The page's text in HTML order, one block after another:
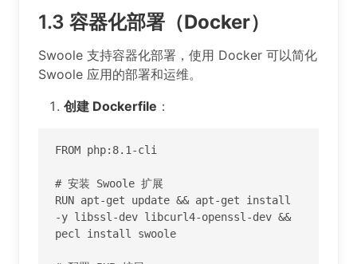
1.3 容器化部署（Docker）
Swoole 支持容器化部署，使用 Docker 可以简化
Swoole 应用的部署和运维。
创建 Dockerfile ：
FROM php:8.1-cli
# 安装 Swoole 扩展
RUN apt-get update && apt-get install
-y libssl-dev libcurl4-openssl-dev &&
pecl install swoole